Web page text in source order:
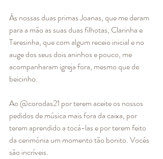
Às nossas duas primas Joanas, que me deram
para a mão as suas duas filhotas, Clarinha e
Teresinha, que com algum receio inicial e no
auge dos seus dois aninhos e pouco, me
acompanharam igreja fora, mesmo que de
beicinho.
Ao @corodas21 por terem aceite os nossos
pedidos de música mais fora da caixa, por
terem aprendido a tocá-las e por terem feito
da cerimónia um momento tão bonito. Vocês
são incríveis.